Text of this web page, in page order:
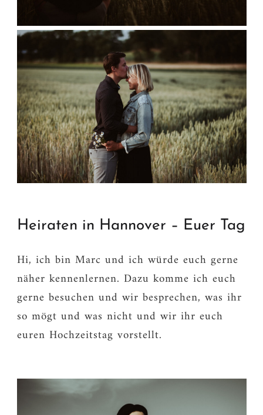
Heiraten in Hannover – Euer Tag
Hi, ich bin Marc und ich würde euch gerne
näher kennenlernen. Dazu komme ich euch
gerne besuchen und wir besprechen, was ihr
so mögt und was nicht und wir ihr euch
euren Hochzeitstag vorstellt.